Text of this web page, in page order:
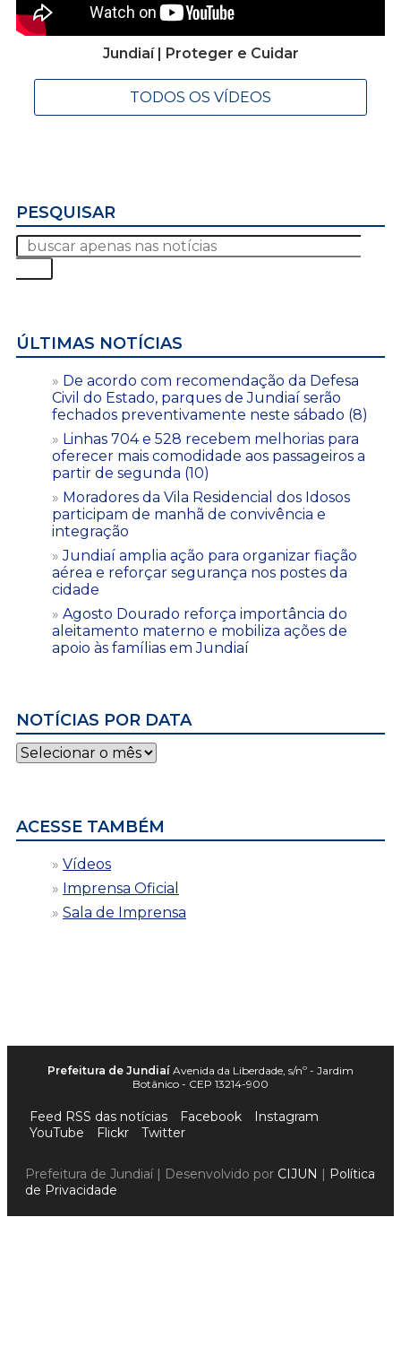
Jundiaí | Proteger e Cuidar
TODOS OS VÍDEOS
PESQUISAR
ÚLTIMAS NOTÍCIAS
De acordo com recomendação da Defesa
Civil do Estado, parques de Jundiaí serão
fechados preventivamente neste sábado (8)
Linhas 704 e 528 recebem melhorias para
oferecer mais comodidade aos passageiros a
partir de segunda (10)
Moradores da Vila Residencial dos Idosos
participam de manhã de convivência e
integração
Jundiaí amplia ação para organizar fiação
aérea e reforçar segurança nos postes da
cidade
Agosto Dourado reforça importância do
aleitamento materno e mobiliza ações de
apoio às famílias em Jundiaí
NOTÍCIAS POR DATA
Notícias
por
ACESSE TAMBÉM
Vídeos
Imprensa Oficial
Sala de Imprensa
Prefeitura de Jundiaí Avenida da Liberdade, s/nº - Jardim
Botânico - CEP 13214-900
Feed RSS das notícias Facebook
Instagram
YouTube
Flickr Twitter
Prefeitura de Jundiaí | Desenvolvido por CIJUN | Política
de Privacidade